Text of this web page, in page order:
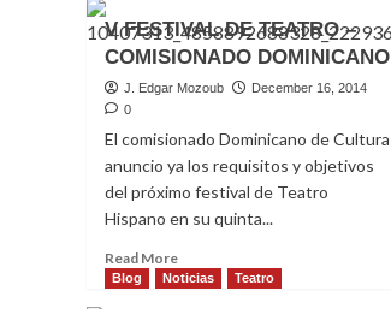
Español
y
TEBA
ACE
V FESTIVAL DE TEATRO –
COMISIONADO DOMINICANO
J. Edgar Mozoub
December 16, 2014
0
El comisionado Dominicano de Cultura
anuncio ya los requisitos y objetivos
del próximo festival de Teatro
Hispano en su quinta...
Read MoreRead
more
Blog Noticias Teatro